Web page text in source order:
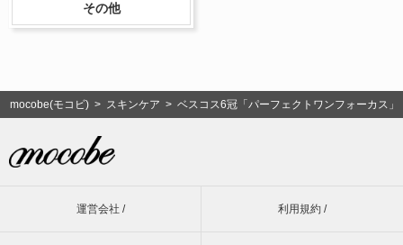
その他
mocobe(モコビ) > スキンケア > ベスコス6冠「パーフェクトワンフォーカス
運営会社 / 利用規約 /